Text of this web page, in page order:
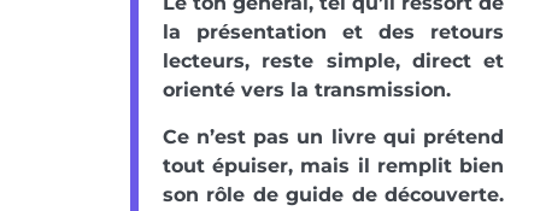
la présentation et des retours
lecteurs, reste simple, direct et
orienté vers la transmission.
Ce n’est pas un livre qui prétend
tout épuiser, mais il remplit bien
son rôle de guide de découverte.